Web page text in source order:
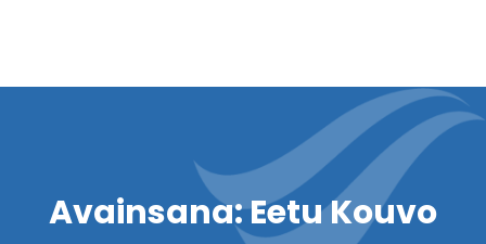
Avainsana:Eetu Kouvo